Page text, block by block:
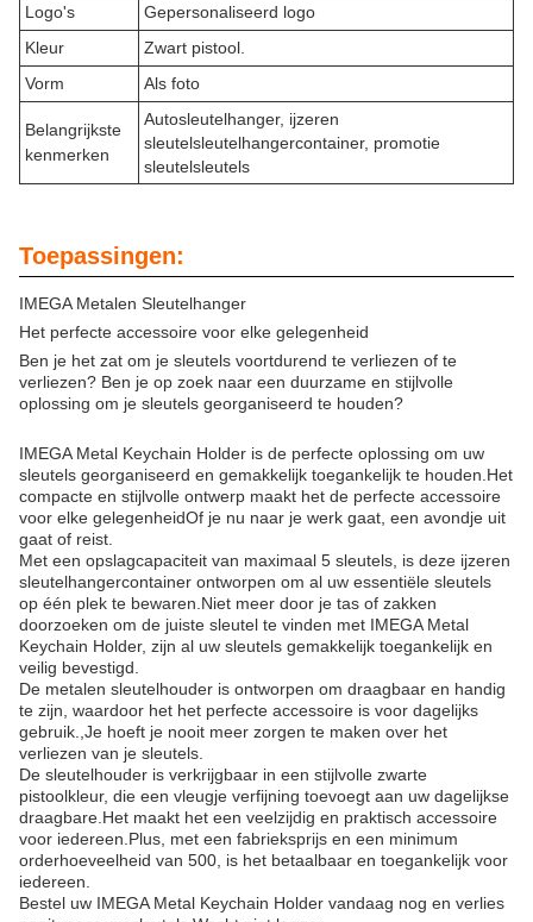
Logo's
Gepersonaliseerd logo
Kleur
Zwart pistool.
Vorm
Als foto
Belangrijkste
kenmerken
Autosleutelhanger, ijzeren
sleutelsleutelhangercontainer, promotie
sleutelsleutels
Toepassingen:
IMEGA Metalen Sleutelhanger
Het perfecte accessoire voor elke gelegenheid
Ben je het zat om je sleutels voortdurend te verliezen of te
verliezen? Ben je op zoek naar een duurzame en stijlvolle
oplossing om je sleutels georganiseerd te houden?
IMEGA Metal Keychain Holder is de perfecte oplossing om uw
sleutels georganiseerd en gemakkelijk toegankelijk te houden.Het
compacte en stijlvolle ontwerp maakt het de perfecte accessoire
voor elke gelegenheidOf je nu naar je werk gaat, een avondje uit
gaat of reist.
Met een opslagcapaciteit van maximaal 5 sleutels, is deze ijzeren
sleutelhangercontainer ontworpen om al uw essentiële sleutels
op één plek te bewaren.Niet meer door je tas of zakken
doorzoeken om de juiste sleutel te vinden met IMEGA Metal
Keychain Holder, zijn al uw sleutels gemakkelijk toegankelijk en
veilig bevestigd.
De metalen sleutelhouder is ontworpen om draagbaar en handig
te zijn, waardoor het het perfecte accessoire is voor dagelijks
gebruik.,Je hoeft je nooit meer zorgen te maken over het
verliezen van je sleutels.
De sleutelhouder is verkrijgbaar in een stijlvolle zwarte
pistoolkleur, die een vleugje verfijning toevoegt aan uw dagelijkse
draagbare.Het maakt het een veelzijdig en praktisch accessoire
voor iedereen.Plus, met een fabrieksprijs en een minimum
orderhoeveelheid van 500, is het betaalbaar en toegankelijk voor
iedereen.
Bestel uw IMEGA Metal Keychain Holder vandaag nog en verlies